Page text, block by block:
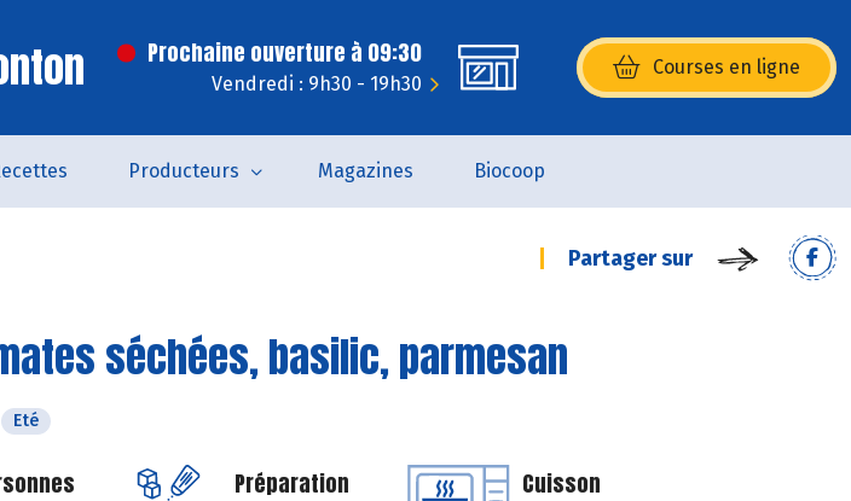
Prochaine ouverture à 09:30
Vendredi : 9h30 - 19h30
Courses en ligne
(s’ouvre dans une nouvelle
Producteurs Magazines Biocoop
Partager sur
séchées, basilic, parmesan
Eté
Préparation Cuisson